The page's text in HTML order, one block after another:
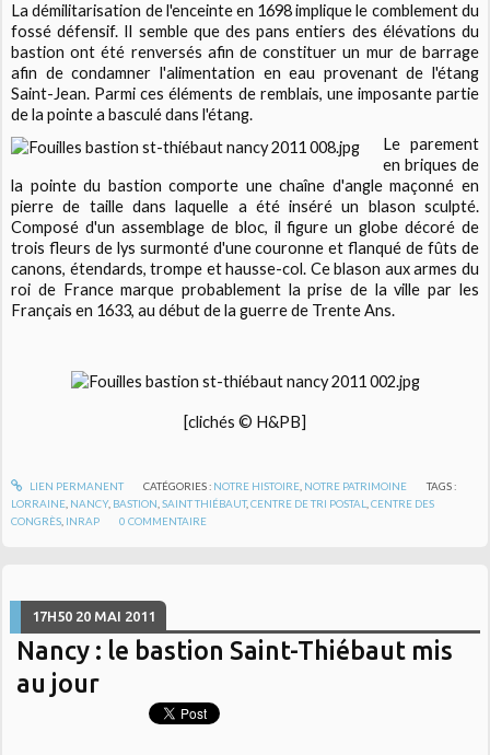
La démilitarisation de l'enceinte en 1698 implique le comblement du
fossé défensif. Il semble que des pans entiers des élévations du
bastion ont été renversés afin de constituer un mur de barrage
afin de condamner l'alimentation en eau provenant de l'étang
Saint-Jean. Parmi ces éléments de remblais, une imposante partie
de la pointe a basculé dans l'étang.
Le parement
en briques de
la pointe du bastion comporte une chaîne d'angle maçonné en
pierre de taille dans laquelle a été inséré un blason sculpté.
Composé d'un assemblage de bloc, il figure un globe décoré de
trois fleurs de lys surmonté d'une couronne et flanqué de fûts de
canons, étendards, trompe et hausse-col. Ce blason aux armes du
roi de France marque probablement la prise de la ville par les
Français en 1633, au début de la guerre de Trente Ans.
[clichés © H&PB]
LIEN PERMANENT CATÉGORIES : NOTRE HISTOIRE, NOTRE PATRIMOINE
TAGS :
LORRAINE NANCY, BASTION ,SAINT THIÉBAUT,CENTRE DE TRI POSTAL ,CENTRE DES
CONGRÈS INRAP 0 COMMENTAIRE
17H50 20 MAI 2011
Nancy : le bastion Saint-Thiébaut mis
au jour